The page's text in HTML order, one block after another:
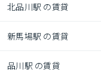
北品川駅 の賃貸
新馬場駅 の賃貸
品川駅 の賃貸